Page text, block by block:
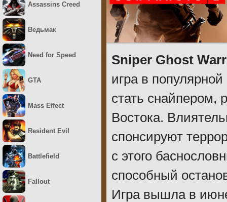
Sniper Ghost
игра в
стать снайпером,
Востока.
спонсируют
с этого
способный
Игра вышла в
Assassins Creed
Ведьмак
Need for Speed
GTA
Mass Effect
Resident Evil
Battlefield
Fallout